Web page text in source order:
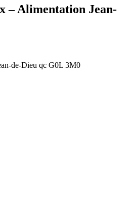
– Alimentation Jean-
de-Dieu qc G0L 3M0